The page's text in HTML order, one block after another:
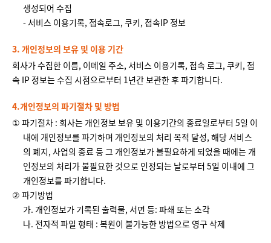
생성되어 수집
- 서비스 이용기록, 접속로그, 쿠키, 접속IP 정보
3. 개인정보의 보유 및 이용 기간
회사가 수집한 이름, 이메일 주소, 서비스 이용기록, 접속 로그, 쿠키, 접
속 IP 정보는 수집 시점으로부터 1년간 보관한 후 파기합니다.
4.개인정보의 파기절차 및 방법
① 파기절차 : 회사는 개인정보 보유 및 이용기간의 종료일로부터 5일 이
내에 개인정보를 파기하며 개인정보의 처리 목적 달성, 해당 서비스
의 폐지, 사업의 종료 등 그 개인정보가 불필요하게 되었을 때에는 개
인정보의 처리가 불필요한 것으로 인정되는 날로부터 5일 이내에 그
개인정보를 파기합니다.
② 파기방법
가. 개인정보가 기록된 출력물, 서면 등: 파쇄 또는 소각
나. 전자적 파일 형태 : 복원이 불가능한 방법으로 영구 삭제